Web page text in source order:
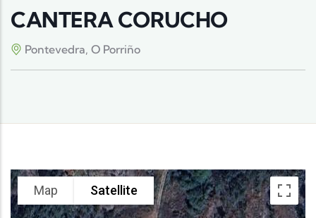
CANTERA CORUCHO
Pontevedra, O Porriño
Map Satellite